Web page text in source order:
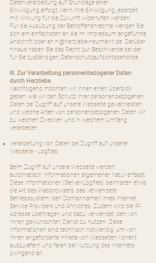
Datenverarbeitung auf Grundlage einer
Einwilligung erfolgt, kann Ihre Einwilligung jederzeit
mit Wirkung für die Zukunft widerrufen werden.
Für die Ausübung der Betroffenenrechte wenden Sie
sich am einfachsten an die im Impressum angeführte
Anschrift oder an hi@herzliebe-neumarkt.de. Darüber
hinaus haben Sie das Recht zur Beschwerde bei der
für Sie zuständigen Datenschutzaufsichtsbehörde.
III. Zur Verarbeitung personenbezogener Daten
durch Herzliebe
Nachfolgend möchten wir Ihnen einen Überblick
geben, wie wir den Schutz Ihrer personenbezogenen
Daten bei Zugriff auf unsere Webseite gewährleisten
und welche Arten von personenbezogenen Daten wir
zu welchen Zwecken und in welchem Umfang
verarbeiten.
Verarbeitung von Daten bei Zugriff auf unserer
Webseite - Logfiles
Beim Zugriff auf unsere Webseite werden
automatisch Informationen allgemeiner Natur erfasst.
Diese Informationen (Server-Logfiles) beinhalten etwa
die Art des Webbrowsers, das verwendete
Betriebssystem, den Domainnamen Ihres Internet
Service Providers und Ähnliches. Zudem wird die IP-
Adresse übertragen und dazu verwendet, den von
Ihnen gewünschten Dienst zu nutzen. Diese
Informationen sind technisch notwendig, um von
Ihnen angeforderte Inhalte von Webseiten korrekt
auszuliefern und fallen bei Nutzung des Internets
zwingend an.